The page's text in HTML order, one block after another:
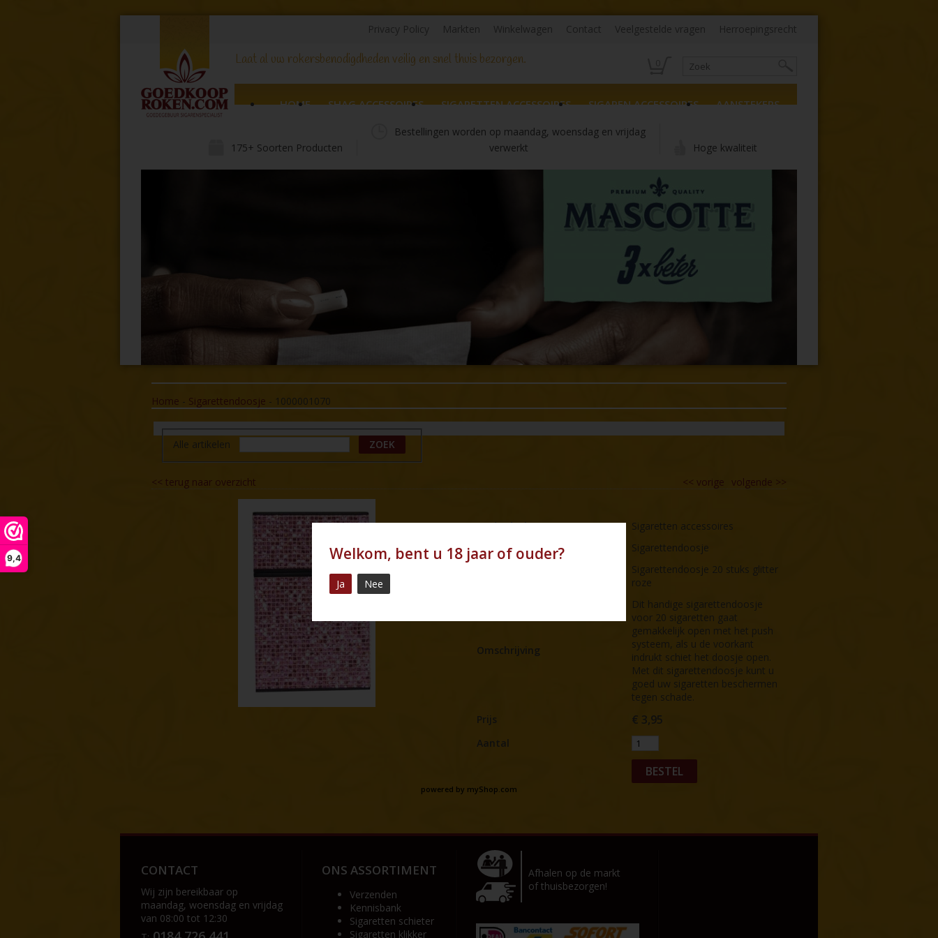
9,4
Privacy Policy Markten Winkelwagen Contact Veelgestelde vragen Herroepingsrecht
Laat al uw rokersbenodigdheden veilig en snel thuis bezorgen.
HOME SHAG ACCESSOIRES SIGARETTEN ACCESSOIRES SIGAREN ACCESSOIRES AANSTEKERS
175+ Soorten Producten
Bestellingen worden op maandag, woensdag en vrijdag
verwerkt
Hoge kwaliteit
Home - Sigarettendoosje - 1000001070
Alle artikelen ZOEK
<< terug naar overzicht volgende >>
<< vorige
Onderdeel
Sigaretten accessoires
Product type
Sigarettendoosje
Sigarettendoosje 20 stuks glitter
roze
Omschrijving
Dit handige sigarettendoosje
voor 20 sigaretten gaat
gemakkelijk open met het push
systeem, als u de voorkant
indrukt schiet het doosje open.
Met dit sigarettendoosje kunt u
goed uw sigaretten beschermen
tegen schade.
Prijs
€ 3,95
Aantal
BESTEL
powered by myShop.com
CONTACT
Wij zijn bereikbaar op
maandag, woensdag en vrijdag
van 08:00 tot 12:30
ONS ASSORTIMENT
Verzenden
Kennisbank
Sigaretten schieter
Sigaretten klikker
Afhalen op de markt
of thuisbezorgen!
Welkom, bent u 18 jaar of ouder?
Ja Nee